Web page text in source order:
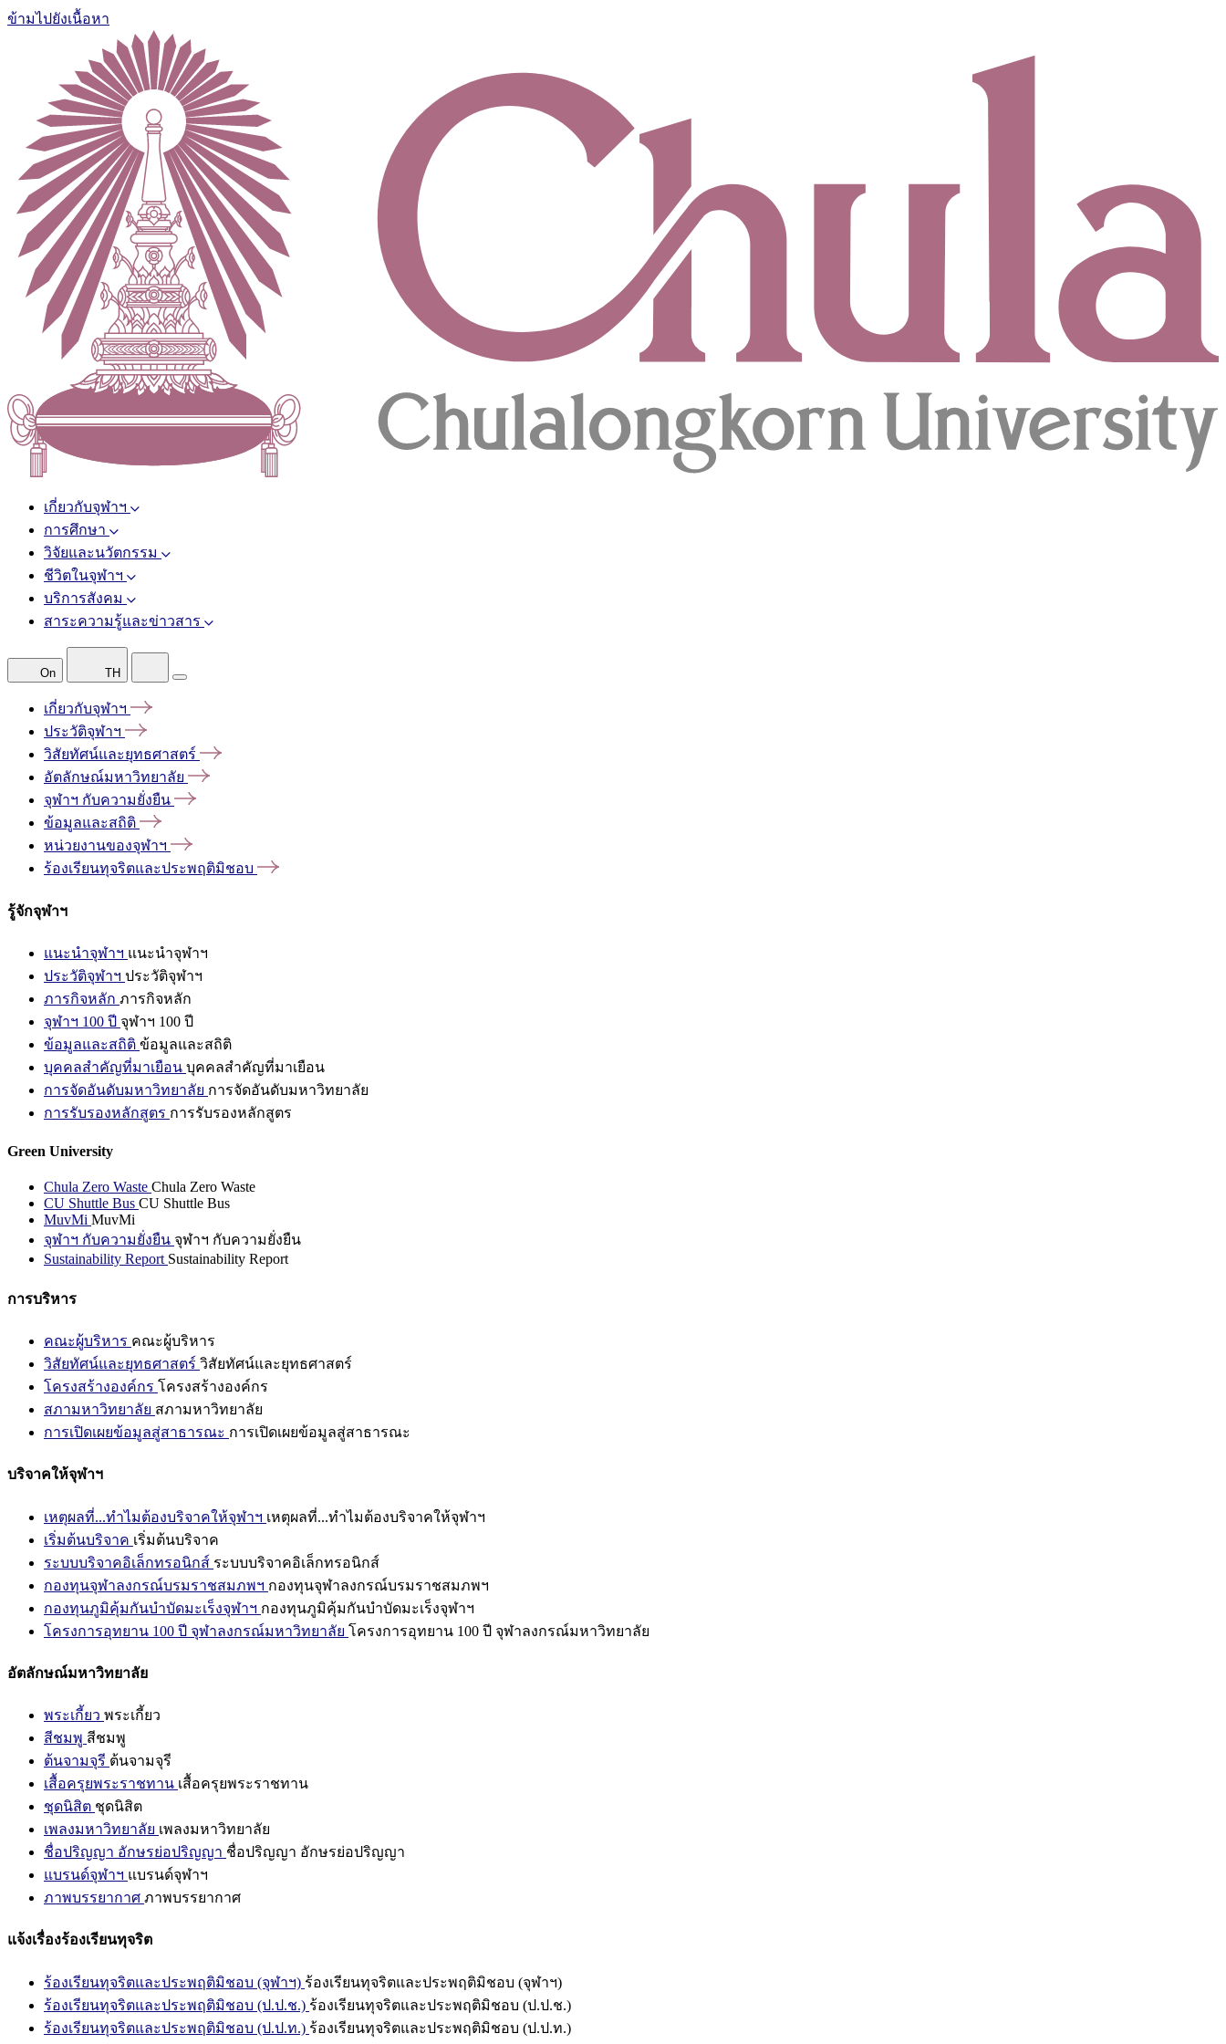
ข้ามไปยังเนื้อหา
เกี่ยวกับจุฬาฯ
การศึกษา
วิจัยและนวัตกรรม
ชีวิตในจุฬาฯ
บริการสังคม
สาระความรู้และข่าวสาร
On TH
เกี่ยวกับจุฬาฯ
ประวัติจุฬาฯ
วิสัยทัศน์และยุทธศาสตร์
อัตลักษณ์มหาวิทยาลัย
จุฬาฯ กับความยั่งยืน
ข้อมูลและสถิติ
หน่วยงานของจุฬาฯ
ร้องเรียนทุจริตและประพฤติมิชอบ
รู้จักจุฬาฯ
แนะนำจุฬาฯ แนะนำจุฬาฯ
ประวัติจุฬาฯ ประวัติจุฬาฯ
ภารกิจหลัก ภารกิจหลัก
จุฬาฯ 100 ปี จุฬาฯ 100 ปี
ข้อมูลและสถิติ ข้อมูลและสถิติ
บุคคลสำคัญที่มาเยือน บุคคลสำคัญที่มาเยือน
การจัดอันดับมหาวิทยาลัย การจัดอันดับมหาวิทยาลัย
การรับรองหลักสูตร การรับรองหลักสูตร
Green University
Chula Zero Waste Chula Zero Waste
CU Shuttle Bus CU Shuttle Bus
MuvMi MuvMi
จุฬาฯ กับความยั่งยืน จุฬาฯ กับความยั่งยืน
Sustainability Report Sustainability Report
การบริหาร
คณะผู้บริหาร คณะผู้บริหาร
วิสัยทัศน์และยุทธศาสตร์ วิสัยทัศน์และยุทธศาสตร์
โครงสร้างองค์กร โครงสร้างองค์กร
สภามหาวิทยาลัย สภามหาวิทยาลัย
การเปิดเผยข้อมูลสู่สาธารณะ การเปิดเผยข้อมูลสู่สาธารณะ
บริจาคให้จุฬาฯ
เหตุผลที่...ทำไมต้องบริจาคให้จุฬาฯ เหตุผลที่...ทำไมต้องบริจาคให้จุฬาฯ
เริ่มต้นบริจาค เริ่มต้นบริจาค
ระบบบริจาคอิเล็กทรอนิกส์ ระบบบริจาคอิเล็กทรอนิกส์
กองทุนจุฬาลงกรณ์บรมราชสมภพฯ กองทุนจุฬาลงกรณ์บรมราชสมภพฯ
กองทุนภูมิคุ้มกันบำบัดมะเร็งจุฬาฯ กองทุนภูมิคุ้มกันบำบัดมะเร็งจุฬาฯ
โครงการอุทยาน 100 ปี จุฬาลงกรณ์มหาวิทยาลัย โครงการอุทยาน 100 ปี จุฬาลงกรณ์มหาวิทยาลัย
อัตลักษณ์มหาวิทยาลัย
พระเกี้ยว พระเกี้ยว
สีชมพู สีชมพู
ต้นจามจุรี ต้นจามจุรี
เสื้อครุยพระราชทาน เสื้อครุยพระราชทาน
ชุดนิสิต ชุดนิสิต
เพลงมหาวิทยาลัย เพลงมหาวิทยาลัย
ชื่อปริญญา อักษรย่อปริญญา ชื่อปริญญา อักษรย่อปริญญา
แบรนด์จุฬาฯ แบรนด์จุฬาฯ
ภาพบรรยากาศ ภาพบรรยากาศ
แจ้งเรื่องร้องเรียนทุจริต
ร้องเรียนทุจริตและประพฤติมิชอบ (จุฬาฯ) ร้องเรียนทุจริตและประพฤติมิชอบ (จุฬาฯ)
ร้องเรียนทุจริตและประพฤติมิชอบ (ป.ป.ช.) ร้องเรียนทุจริตและประพฤติมิชอบ (ป.ป.ช.)
ร้องเรียนทุจริตและประพฤติมิชอบ (ป.ป.ท.) ร้องเรียนทุจริตและประพฤติมิชอบ (ป.ป.ท.)